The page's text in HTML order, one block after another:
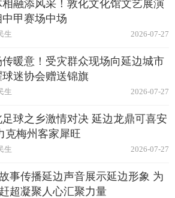
融添风采！敦化文化馆文艺展演
中甲赛场中场
2026-07-27
生
传暖意！受灾群众现场向延边城市
球迷协会赠送锦旗
2026-07-27
生
球之乡激情对决 延边龙鼎可喜安
克梅州客家犀旺
2026-07-27
生
事传播延边声音展示延边形象 为
超凝聚人心汇聚力量